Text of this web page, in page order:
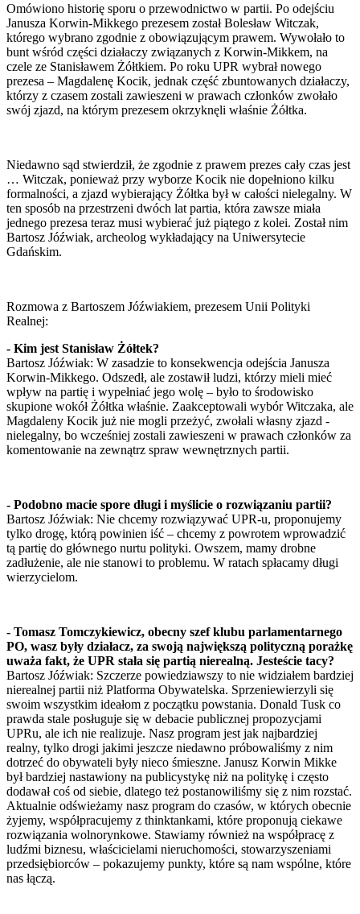
Omówiono historię sporu o przewodnictwo w partii. Po odejściu
Janusza Korwin-Mikkego prezesem został Bolesław Witczak,
którego wybrano zgodnie z obowiązującym prawem. Wywołało to
bunt wśród części działaczy związanych z Korwin-Mikkem, na
czele ze Stanisławem Żółtkiem. Po roku UPR wybrał nowego
prezesa – Magdalenę Kocik, jednak część zbuntowanych działaczy,
którzy z czasem zostali zawieszeni w prawach członków zwołało
swój zjazd, na którym prezesem okrzyknęli właśnie Żółtka.
Niedawno sąd stwierdził, że zgodnie z prawem prezes cały czas jest
… Witczak, ponieważ przy wyborze Kocik nie dopełniono kilku
formalności, a zjazd wybierający Żółtka był w całości nielegalny. W
ten sposób na przestrzeni dwóch lat partia, która zawsze miała
jednego prezesa teraz musi wybierać już piątego z kolei. Został nim
Bartosz Jóźwiak, archeolog wykładający na Uniwersytecie
Gdańskim.
Rozmowa z Bartoszem Jóźwiakiem, prezesem Unii Polityki
Realnej:
- Kim jest Stanisław Żółtek?
Bartosz Jóźwiak: W zasadzie to konsekwencja odejścia Janusza
Korwin-Mikkego. Odszedł, ale zostawił ludzi, którzy mieli mieć
wpływ na partię i wypełniać jego wolę – było to środowisko
skupione wokół Żółtka właśnie. Zaakceptowali wybór Witczaka, ale
Magdaleny Kocik już nie mogli przeżyć, zwołali własny zjazd -
nielegalny, bo wcześniej zostali zawieszeni w prawach członków za
komentowanie na zewnątrz spraw wewnętrznych partii.
- Podobno macie spore długi i myślicie o rozwiązaniu partii?
Bartosz Jóźwiak: Nie chcemy rozwiązywać UPR-u, proponujemy
tylko drogę, którą powinien iść – chcemy z powrotem wprowadzić
tą partię do głównego nurtu polityki. Owszem, mamy drobne
zadłużenie, ale nie stanowi to problemu. W ratach spłacamy długi
wierzycielom.
- Tomasz Tomczykiewicz, obecny szef klubu parlamentarnego
PO, wasz były działacz, za swoją największą polityczną porażkę
uważa fakt, że UPR stała się partią nierealną. Jesteście tacy?
Bartosz Jóźwiak: Szczerze powiedziawszy to nie widziałem bardziej
nierealnej partii niż Platforma Obywatelska. Sprzeniewierzyli się
swoim wszystkim ideałom z początku powstania. Donald Tusk co
prawda stale posługuje się w debacie publicznej propozycjami
UPRu, ale ich nie realizuje. Nasz program jest jak najbardziej
realny, tylko drogi jakimi jeszcze niedawno próbowaliśmy z nim
dotrzeć do obywateli były nieco śmieszne. Janusz Korwin Mikke
był bardziej nastawiony na publicystykę niż na politykę i często
dodawał coś od siebie, dlatego też postanowiliśmy się z nim rozstać.
Aktualnie odświeżamy nasz program do czasów, w których obecnie
żyjemy, współpracujemy z thinktankami, które proponują ciekawe
rozwiązania wolnorynkowe. Stawiamy również na współpracę z
ludźmi biznesu, właścicielami nieruchomości, stowarzyszeniami
przedsiębiorców – pokazujemy punkty, które są nam wspólne, które
nas łączą.